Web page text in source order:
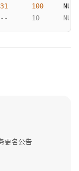
31 100
--    	10     	NUM
更名公告